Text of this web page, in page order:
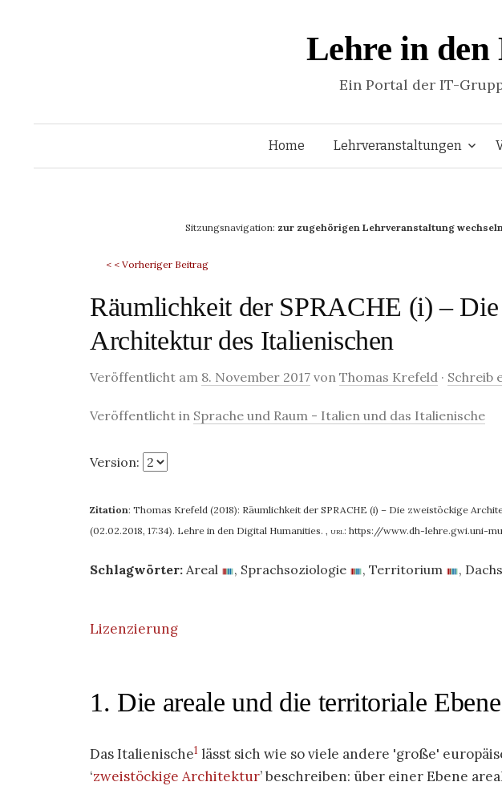
Lehre in
Ein Portal der IT-
Home Lehrveranstaltungen
Sitzungsnavigation: zur zugehörigen Lehrveranstaltung
< < Vorheriger Beitrag
Räumlichkeit der SPRACHE (i) –
Architektur des Italienischen
Veröffentlicht am 8. November 2017 von Thomas Krefeld · Schreib
Veröffentlicht in Sprache und Raum - Italien und das Italienische
Version:
Zitation: Thomas Krefeld (2018): Räumlichkeit der SPRACHE (i) – Die zweistöckige
(02.02.2018, 17:34). Lehre in den Digital Humanities. , url: https://www.dh-lehre.gwi.uni-
Schlagwörter: Areal , Sprachsoziologie , Territorium ,
Lizenzierung
1. Die areale und die territoriale Ebene
Das Italienische1 lässt sich wie so viele andere 'große'
‘zweistöckige Architektur’ beschreiben: über einer Ebene